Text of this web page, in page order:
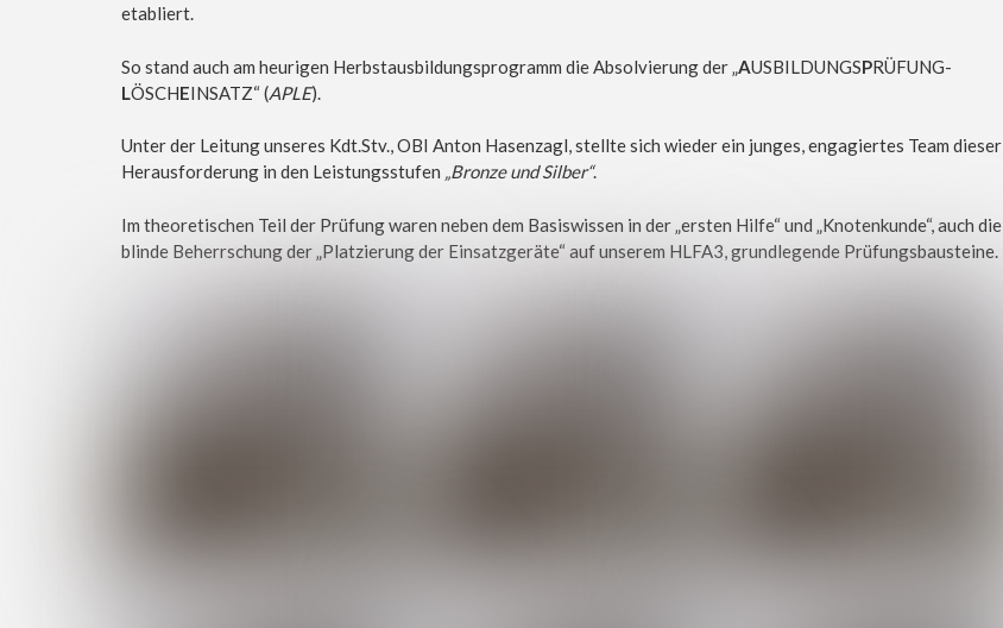
etabliert.
So stand auch am heurigen Herbstausbildungsprogramm die Absolvierung der „ AUSBILDUNGSPRÜFUNG-
L ÖSCHEINSATZ“ (APLE).
Unter der Leitung unseres Kdt.Stv., OBI Anton Hasenzagl, stellte sich wieder ein junges, engagiertes Team dieser
Herausforderung in den Leistungsstufen „Bronze und Silber“.
Im theoretischen Teil der Prüfung waren neben dem Basiswissen in der „ersten Hilfe“ und „Knotenkunde“, auch die
blinde Beherrschung der „Platzierung der Einsatzgeräte“ auf unserem HLFA3, grundlegende Prüfungsbausteine.